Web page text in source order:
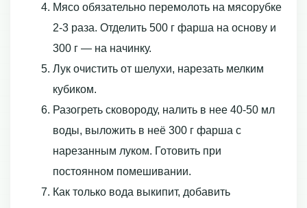
Мясо обязательно перемолоть на мясорубке
2-3 раза. Отделить 500 г фарша на основу и
300 г — на начинку.
Лук очистить от шелухи, нарезать мелким
кубиком.
Разогреть сковороду, налить в нее 40-50 мл
воды, выложить в неё 300 г фарша с
нарезанным луком. Готовить при
постоянном помешивании.
Как только вода выкипит, добавить